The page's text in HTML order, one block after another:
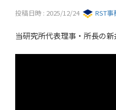
投稿日時 : 2025/12/24 RST事
当研究所代表理事・所長の新